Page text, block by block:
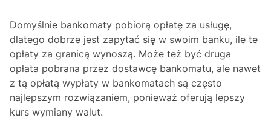
Domyślnie bankomaty pobiorą opłatę za usługę,
dlatego dobrze jest zapytać się w swoim banku, ile te
opłaty za granicą wynoszą. Może też być druga
opłata pobrana przez dostawcę bankomatu, ale nawet
z tą opłatą wypłaty w bankomatach są często
najlepszym rozwiązaniem, ponieważ oferują lepszy
kurs wymiany walut.